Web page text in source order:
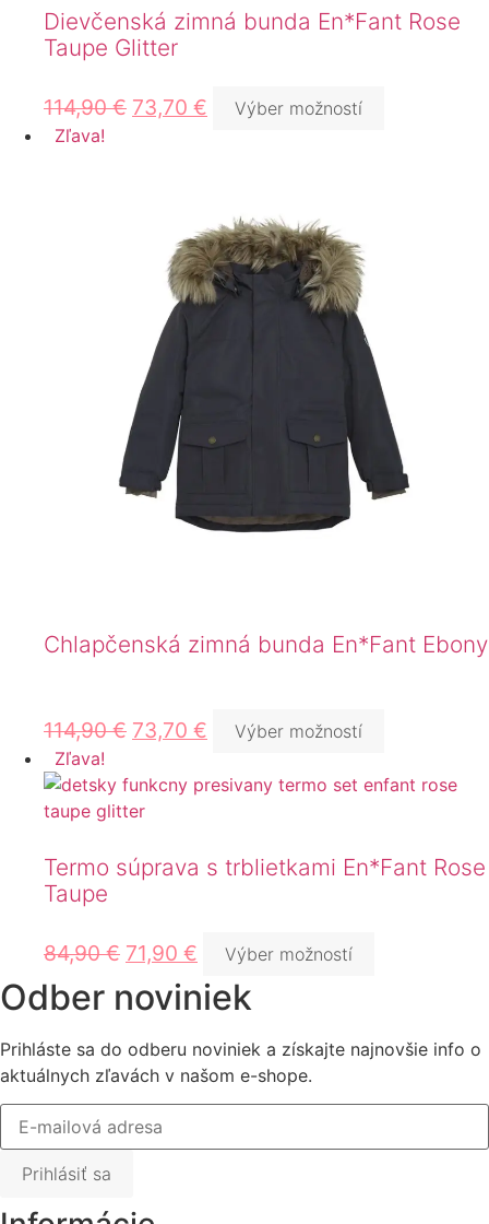
Dievčenská zimná bunda En*Fant Rose
Taupe Glitter
114,90€ 73,70 €
Výber možností
Zľava!
Chlapčenská zimná bunda En*Fant Ebony
114,90€ 73,70 €
Výber možností
Zľava!
Termo súprava s trblietkami En*Fant Rose
Taupe
84,90€ 71,90 € Výber možností
Odber noviniek
Prihláste sa do odberu noviniek a získajte najnovšie info o
aktuálnych zľavách v našom e-shope.
Prihlásiť sa